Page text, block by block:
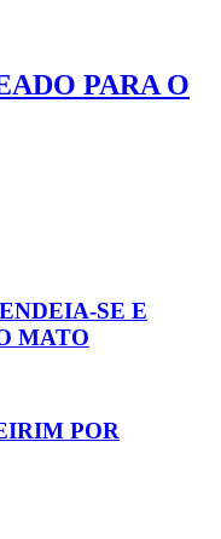
PARA O
SE E
MATO
POR